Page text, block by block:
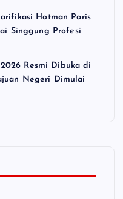
Hotman Paris
Singgung Profesi
Resmi Dibuka di
Negeri Dimulai